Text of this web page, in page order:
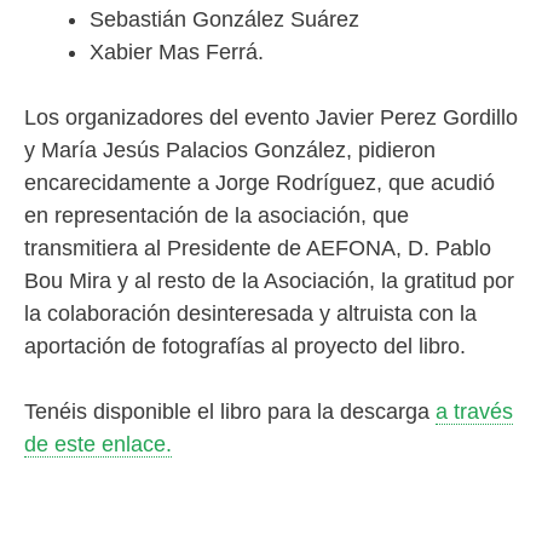
Sebastián González Suárez
Xabier Mas Ferrá.
Los organizadores del evento Javier Perez Gordillo
y María Jesús Palacios González, pidieron
encarecidamente a Jorge Rodríguez, que acudió
en representación de la asociación, que
transmitiera al Presidente de AEFONA, D. Pablo
Bou Mira y al resto de la Asociación, la gratitud por
la colaboración desinteresada y altruista con la
aportación de fotografías al proyecto del libro.
Tenéis disponible el libro para la descarga a través
de este enlace.